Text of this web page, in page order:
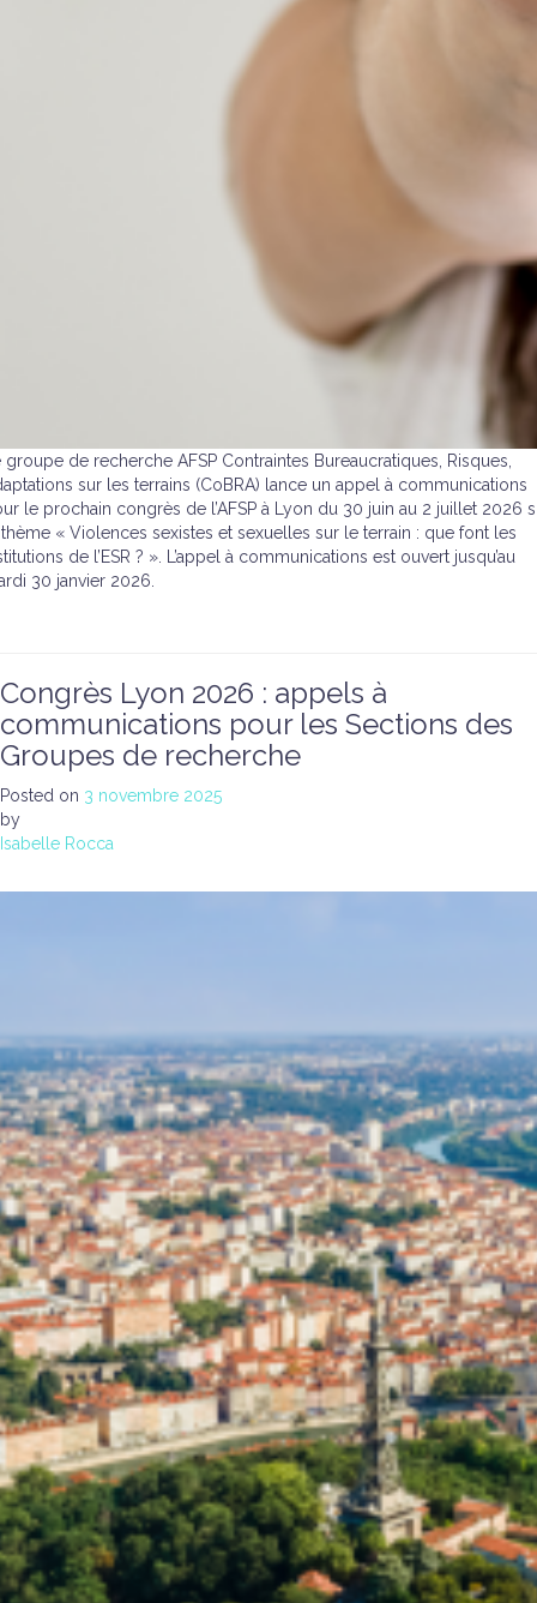
groupe de recherche AFSP Contraintes Bureaucratiques, Risques,
sur les terrains (CoBRA) lance un appel à communications
le prochain congrès de l’AFSP à Lyon du 30 juin au 2 juillet 2026
« Violences sexistes et sexuelles sur le terrain : que font les
de l’ESR ? ». L’appel à communications est ouvert jusqu’au
30 janvier 2026.
Congrès Lyon 2026 : appels à
communications pour les Sections des
Groupes de recherche
Posted on 3 novembre 2025
by
Isabelle Rocca